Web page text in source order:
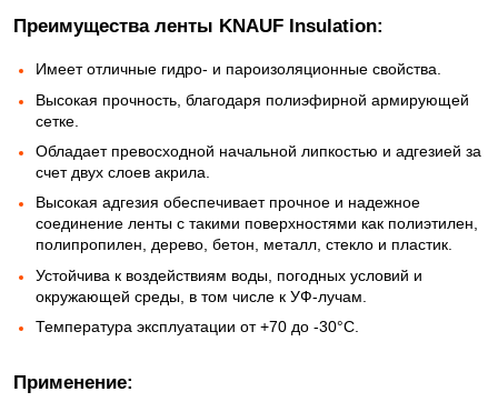
Преимущества ленты KNAUF Insulation:
Имеет отличные гидро- и пароизоляционные свойства.
Высокая прочность, благодаря полиэфирной армирующей
сетке.
Обладает превосходной начальной липкостью и адгезией за
счет двух слоев акрила.
Высокая адгезия обеспечивает прочное и надежное
соединение ленты с такими поверхностями как полиэтилен,
полипропилен, дерево, бетон, металл, стекло и пластик.
Устойчива к воздействиям воды, погодных условий и
окружающей среды, в том числе к УФ-лучам.
Температура эксплуатации от +70 до -30°С.
Применение: